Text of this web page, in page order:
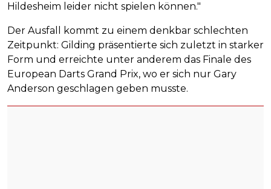
Hildesheim leider nicht spielen können."
Der Ausfall kommt zu einem denkbar schlechten
Zeitpunkt: Gilding präsentierte sich zuletzt in starker
Form und erreichte unter anderem das Finale des
European Darts Grand Prix, wo er sich nur Gary
Anderson geschlagen geben musste.